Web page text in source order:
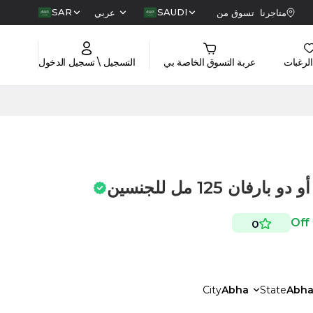
متاجرنا تسوق من SAUDI عربي SAR
عربة التسوق الخاصة بي التسجيل \ تسجيل الدخول
125 مل للجنسين
0
StateAbha
CityAbha